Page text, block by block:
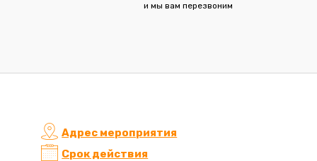
и мы вам перезвоним
Адрес мероприятия
Срок действия